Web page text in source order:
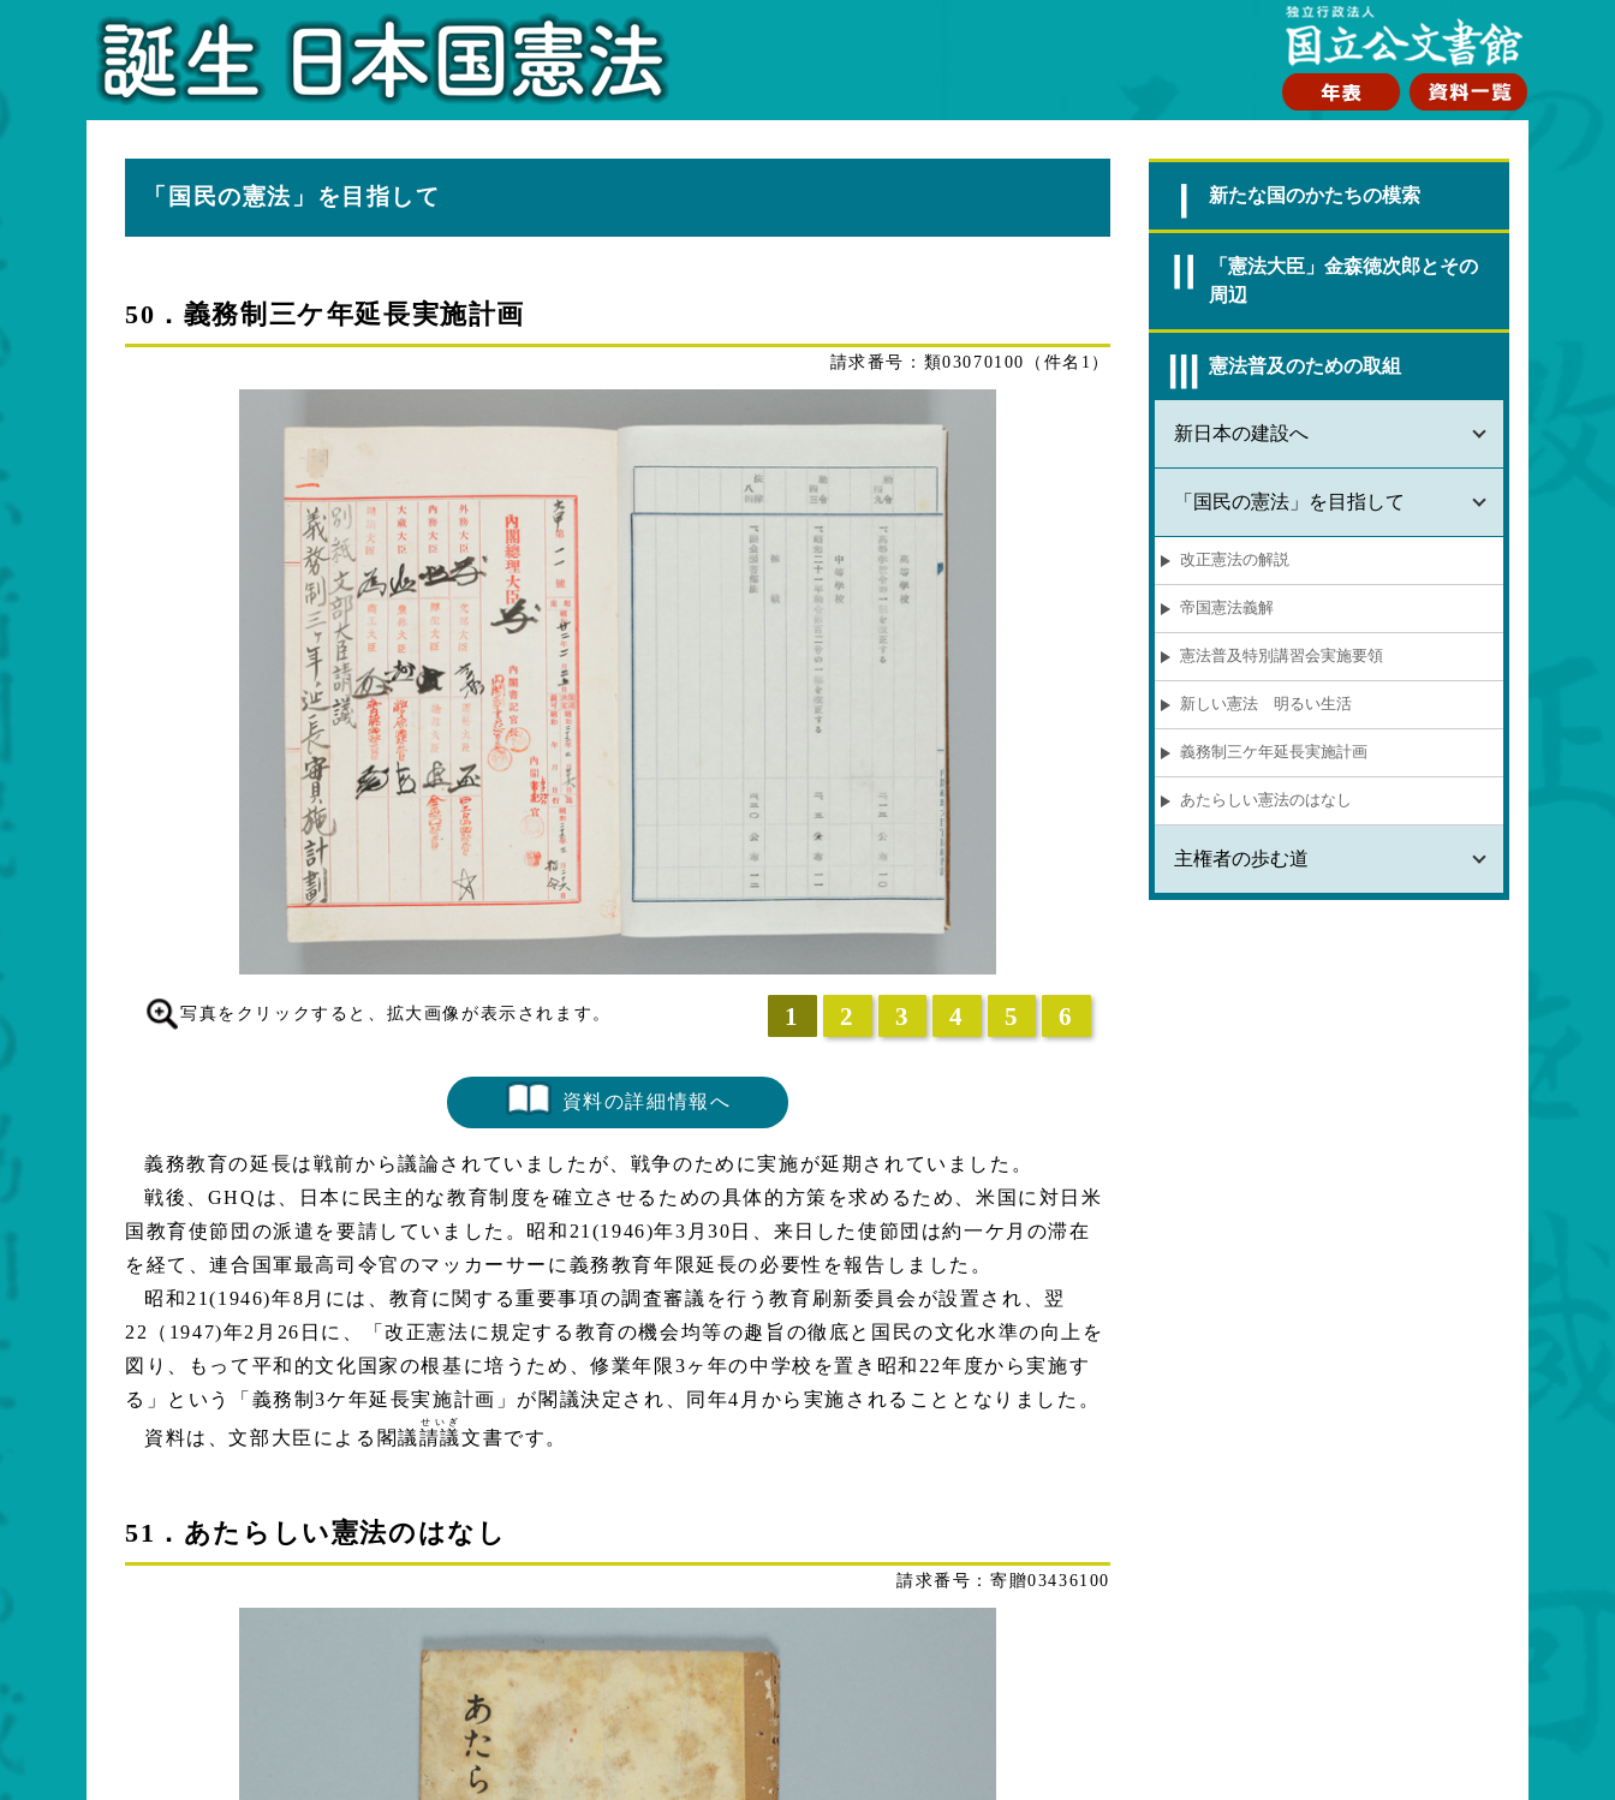
「国民の憲法」を目指して
50．義務制三ケ年延長実施計画
類03070100（件名1）
写真をクリックすると、拡大画像が表示されます。 1 2 3 4 5 6
資料の詳細情報へ
義務教育の延長は戦前から議論されていましたが、戦争のために実施が延期されていました。
戦後、GHQは、日本に民主的な教育制度を確立させるための具体的方策を求めるため、米国に対日米
国教育使節団の派遣を要請していました。昭和21(1946)年3月30日、来日した使節団は約一ケ月の滞在
を経て、連合国軍最高司令官のマッカーサーに義務教育年限延長の必要性を報告しました。
昭和21(1946)年8月には、教育に関する重要事項の調査審議を行う教育刷新委員会が設置され、翌
22（1947)年2月26日に、「改正憲法に規定する教育の機会均等の趣旨の徹底と国民の文化水準の向上を
図り、もって平和的文化国家の根基に培うため、修業年限3ヶ年の中学校を置き昭和22年度から実施す
る」という「義務制3ケ年延長実施計画」が閣議決定され、同年4月から実施されることとなりました。
資料は、文部大臣による閣議請議
せいぎ
文書です。
51．あたらしい憲法のはなし
寄贈03436100
新たな国のかたちの模索
「憲法大臣」金森徳次郎とその
周辺
憲法普及のための取組
新日本の建設へ
「国民の憲法」を目指して
改正憲法の解説
帝国憲法義解
憲法普及特別講習会実施要領
新しい憲法 明るい生活
義務制三ケ年延長実施計画
あたらしい憲法のはなし
主権者の歩む道